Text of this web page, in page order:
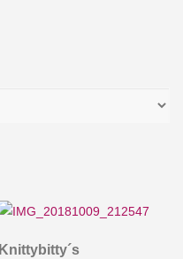
Knittybitty´s